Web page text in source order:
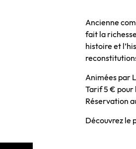
Ancienne
fait la
histoire et
Animées par
Tarif 5 € pour
Réservation
Découvrez le